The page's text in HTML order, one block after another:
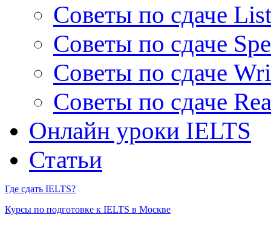
Советы по сдаче
Советы по сдаче
Советы по сдаче
Советы по сдаче
Онлайн уроки IELTS
Статьи
Где сдать IELTS?
Курсы по подготовке к IELTS в Москве